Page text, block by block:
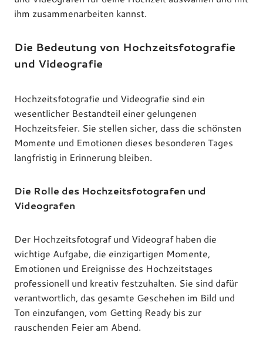
ihm zusammenarbeiten kannst.
Die Bedeutung von Hochzeitsfotografie
und Videografie
Hochzeitsfotografie und Videografie sind ein
wesentlicher Bestandteil einer gelungenen
Hochzeitsfeier. Sie stellen sicher, dass die schönsten
Momente und Emotionen dieses besonderen Tages
langfristig in Erinnerung bleiben.
Die Rolle des Hochzeitsfotografen und
Videografen
Der Hochzeitsfotograf und Videograf haben die
wichtige Aufgabe, die einzigartigen Momente,
Emotionen und Ereignisse des Hochzeitstages
professionell und kreativ festzuhalten. Sie sind dafür
verantwortlich, das gesamte Geschehen im Bild und
Ton einzufangen, vom Getting Ready bis zur
rauschenden Feier am Abend.